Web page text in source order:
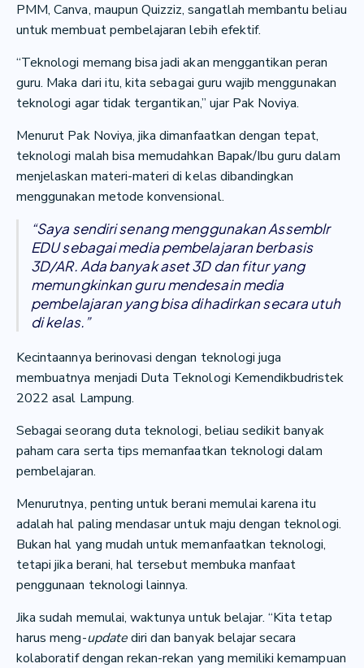
PMM, Canva, maupun Quizziz, sangatlah membantu beliau
untuk membuat pembelajaran lebih efektif.
“Teknologi memang bisa jadi akan menggantikan peran
guru. Maka dari itu, kita sebagai guru wajib menggunakan
teknologi agar tidak tergantikan,” ujar Pak Noviya.
Menurut Pak Noviya, jika dimanfaatkan dengan tepat,
teknologi malah bisa memudahkan Bapak/Ibu guru dalam
menjelaskan materi-materi di kelas dibandingkan
menggunakan metode konvensional.
“Saya sendiri senang menggunakan Assemblr
EDU sebagai media pembelajaran berbasis
3D/AR. Ada banyak aset 3D dan fitur yang
memungkinkan guru mendesain media
pembelajaran yang bisa dihadirkan secara utuh
di kelas.”
Kecintaannya berinovasi dengan teknologi juga
membuatnya menjadi Duta Teknologi Kemendikbudristek
2022 asal Lampung.
Sebagai seorang duta teknologi, beliau sedikit banyak
paham cara serta tips memanfaatkan teknologi dalam
pembelajaran.
Menurutnya, penting untuk berani memulai karena itu
adalah hal paling mendasar untuk maju dengan teknologi.
Bukan hal yang mudah untuk memanfaatkan teknologi,
tetapi jika berani, hal tersebut membuka manfaat
penggunaan teknologi lainnya.
Jika sudah memulai, waktunya untuk belajar. “Kita tetap
harus meng-updatediri dan banyak belajar secara
kolaboratif dengan rekan-rekan yang memiliki kemampuan